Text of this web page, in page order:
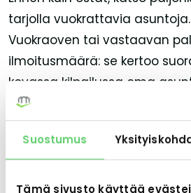
Suostumus
Tämä sivusto käyttää
tarjolla vuokrattavia
Vuokraoven tai vastaavan
ilmoitusmäärä: se kertoo
kovassa kilpailussa oma
vuokralaisesta. Sama
näyttää aivan eriltä, jos
kilpailevia ilmoituksia kuin jos
Esimerkki omasta